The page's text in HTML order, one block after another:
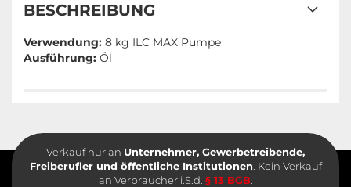
BESCHREIBUNG
Verwendung: 8 kg ILC MAX Pumpe
Ausführung: Öl
Verkauf nur an Unternehmer, Gewerbetreibende,
Freiberufler und öffentliche Institutionen . Kein Verkauf
an Verbraucher i.S.d. § 13 BGB.